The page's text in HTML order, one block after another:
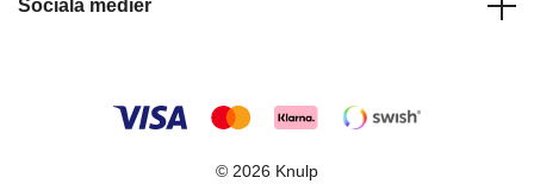
Sociala medier
© 2026 Knulp